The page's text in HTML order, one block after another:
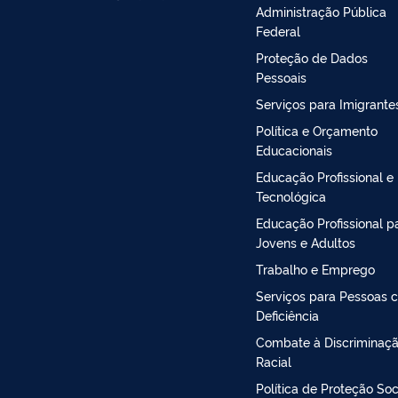
Administração Pública
Federal
Proteção de Dados
Pessoais
Serviços para
Política e Orçamento
Educacionais
Educação Profissional e
Tecnológica
Educação Profissional
Jovens e Adultos
Trabalho e Emprego
Serviços para Pessoas
Deficiência
Combate à
Racial
Política de Proteção